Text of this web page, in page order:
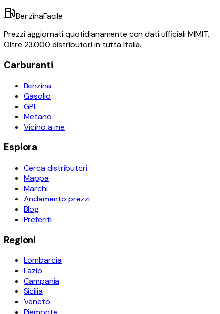
BenzinaFacile
Prezzi aggiornati quotidianamente con dati ufficiali MIMIT.
Oltre 23.000 distributori in tutta Italia.
Carburanti
Benzina
Gasolio
GPL
Metano
Vicino a me
Esplora
Cerca distributori
Mappa
Marchi
Andamento prezzi
Blog
Preferiti
Regioni
Lombardia
Lazio
Campania
Sicilia
Veneto